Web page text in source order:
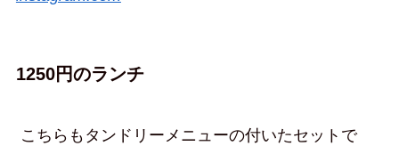
1250円のランチ
こちらもタンドリーメニューの付いたセットで